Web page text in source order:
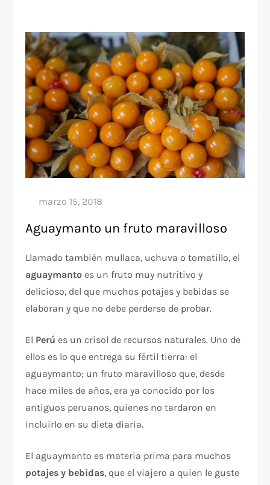
Aguaymanto un fruto maravilloso
Llamado también mullaca, uchuva o tomatillo, el
aguaymantoes un fruto muy nutritivo y
delicioso, del que muchos potajes y bebidas se
elaboran y que no debe perderse de probar.
El Perúes un crisol de recursos naturales. Uno de
ellos es lo que entrega su fértil tierra: el
aguaymanto; un fruto maravilloso que, desde
hace miles de años, era ya conocido por los
antiguos peruanos, quienes no tardaron en
incluirlo en su dieta diaria.
El aguaymanto es materia prima para muchos
potajes y bebidas, que el viajero a quien le guste